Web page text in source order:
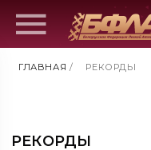
ГЛАВНАЯ / РЕКОРДЫ
РЕКОРДЫ